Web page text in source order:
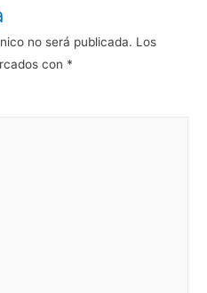
no será publicada. Los
con *